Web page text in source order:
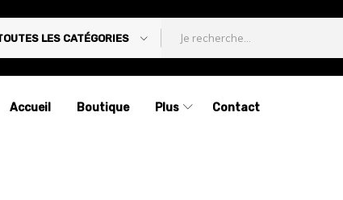
LES CATÉGORIES
Accueil Boutique Plus Contact